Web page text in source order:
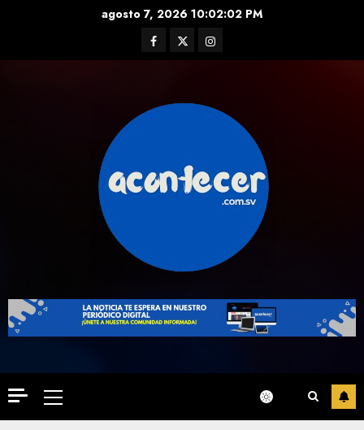
agosto 7, 2026 10:02:02 PM
Facebook
TwitterInstagram
Primary
Menu